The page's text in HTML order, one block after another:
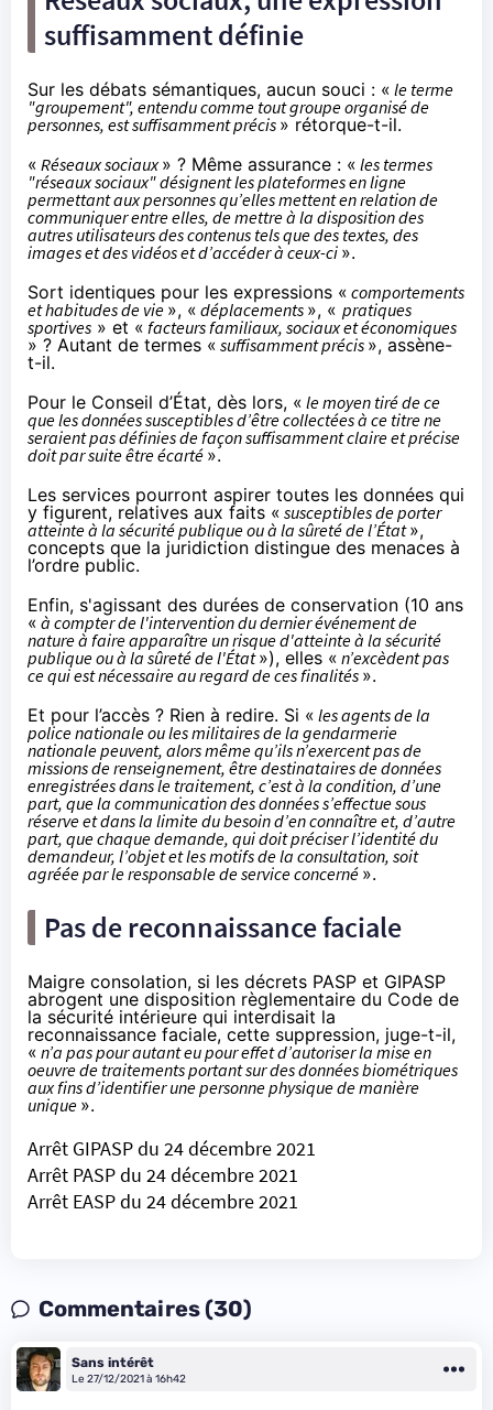
suffisamment définie
Sur les débats sémantiques, aucun souci : « le terme
"groupement", entendu comme tout groupe organisé de
personnes, est suffisamment précis » rétorque-t-il.
« Réseaux sociaux» ? Même assurance : « les termes
"réseaux sociaux" désignent les plateformes en ligne
permettant aux personnes qu’elles mettent en relation de
communiquer entre elles, de mettre à la disposition des
autres utilisateurs des contenus tels que des textes, des
images et des vidéos et d’accéder à ceux-ci ».
Sort identiques pour les expressions « comportements
et habitudes de vie », « déplacements », « pratiques
sportives » et « facteurs familiaux, sociaux et économiques
» ? Autant de termes « suffisamment précis », assène-
t-il.
Pour le Conseil d’État, dès lors, « le moyen tiré de ce
que les données susceptibles d’être collectées à ce titre ne
seraient pas définies de façon suffisamment claire et précise
doit par suite être écarté ».
Les services pourront aspirer toutes les données qui
y figurent, relatives aux faits « susceptibles de porter
atteinte à la sécurité publique ou à la sûreté de l’État»,
concepts que la juridiction distingue des menaces à
l’ordre public.
Enfin, s'agissant des durées de conservation (10 ans
« à compter de l'intervention du dernier événement de
nature à faire apparaître un risque d'atteinte à la sécurité
publique ou à la sûreté de l'État»), elles « n’excèdent pas
ce qui est nécessaire au regard de ces finalités ».
Et pour l’accès ? Rien à redire. Si « les agents de la
police nationale ou les militaires de la gendarmerie
nationale peuvent, alors même qu’ils n’exercent pas de
missions de renseignement, être destinataires de données
enregistrées dans le traitement, c’est à la condition, d’une
part, que la communication des données s’effectue sous
réserve et dans la limite du besoin d’en connaître et, d’autre
part, que chaque demande, qui doit préciser l’identité du
demandeur, l’objet et les motifs de la consultation, soit
agréée par le responsable de service concerné ».
Pas de reconnaissance faciale
Maigre consolation, si les décrets PASP et GIPASP
abrogent une disposition règlementaire du Code de
la sécurité intérieure qui interdisait la
reconnaissance faciale, cette suppression, juge-t-il,
« n’a pas pour autant eu pour effet d’autoriser la mise en
oeuvre de traitements portant sur des données biométriques
aux fins d’identifier une personne physique de manière
unique ».
Arrêt GIPASP du 24 décembre 2021
Arrêt PASP du 24 décembre 2021
Arrêt EASP du 24 décembre 2021
Commentaires (30)
Sans intérêt
Le 27/12/2021 à 16h42